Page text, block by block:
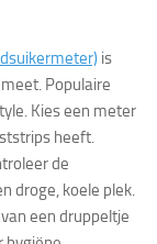
is
Populaire
Kies een meter
heeft.
de
droge, koele plek.
een druppeltje